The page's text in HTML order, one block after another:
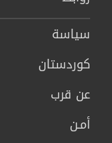
سیاسة
كوردستان
عن قرب
أمـن